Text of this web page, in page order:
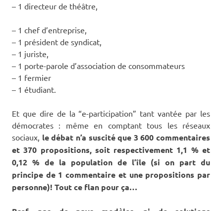
– 1 directeur de théâtre,
– 1 chef d’entreprise,
– 1 président de syndicat,
– 1 juriste,
– 1 porte-parole d’association de consommateurs
– 1 fermier
– 1 étudiant.
Et que dire de la “e-participation” tant vantée par les
démocrates : même en comptant tous les réseaux
sociaux, le débat n’a suscité que 3 600 commentaires
et 370 propositions, soit respectivement 1,1 % et
0,12 % de la population de l’île (si on part du
principe de 1 commentaire et une propositions par
personne)! Tout ce flan pour ça…